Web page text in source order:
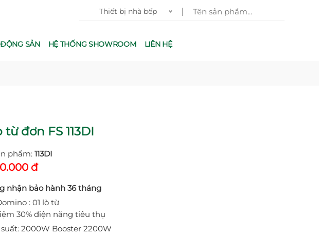
Thiết bị nhà bếp
SẢN HỆ THỐNG SHOWROOM LIÊN HỆ
từ đơn FS 113DI
phẩm: 113DI
đ
nhận bảo hành 36 tháng
: 01 lò từ
30% điện năng tiêu thụ
2000W Booster 2200W